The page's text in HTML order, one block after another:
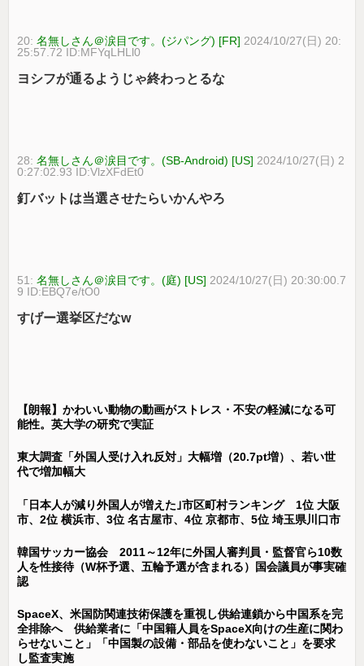
20:名無しさん＠涙目です。(ジパング) [FR] 2024/10/27(日) 20:
25:57.72 ID:MFYqLHLl0
ヨシフが通るようじゃ終わっとるな
28:名無しさん＠涙目です。(SB-Android) [US] 2024/10/27(日) 2
0:27:02.93 ID:VlzXFdEt0
釘バットは当選させたらいかんやろ
51:名無しさん＠涙目です。(庭) [US] 2024/10/27(日) 20:30:00.7
9 ID:EBQ7e/tO0
すげー選挙区だなw
【朗報】かわいい動物の動画がストレス・不安の軽減になる可
能性。英大学の研究で実証
東大調査「外国人受け入れ反対」大幅増（20.7pt増）、若い世
代で増加幅大
「日本人が減り外国人が増えた｣市区町村ランキング 1位 大阪
市、2位 横浜市、3位 名古屋市、4位 京都市、5位 埼玉県川口市
韓国サッカー協会 2011～12年に外国人審判員・監督官ら10数
人を性接待（W杯予選、五輪予選が含まれる）国会議員が事実確
認
SpaceX、米国防関連技術保護を重視し供給連鎖から中国系を完
全排除へ 供給業者に「中国籍人員をSpaceX向けの生産に関わ
らせないこと」「中国製の設備・部品を使わないこと」を要求
し監査実施